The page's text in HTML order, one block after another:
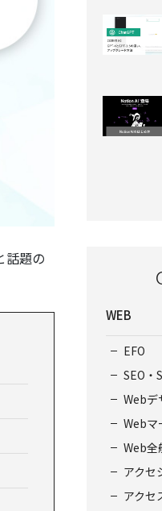
話題の
WEB
EFO
SEO・
Webデ
Webマ
Web全
アクセ
アクセ